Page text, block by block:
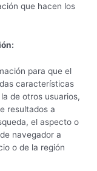
que hacen los
para que el
características
de otros usuarios,
resultados a
el aspecto o
navegador a
o de la región